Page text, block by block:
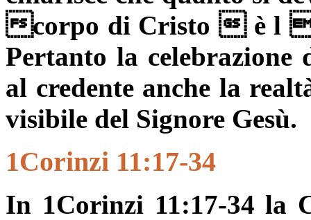
corpo di Cristo  è l
Pertanto la celebrazione
al credente anche la
visibile del Signore Gesù.
1Corinzi 11:17-34
In 1Corinzi 11:17-34 la